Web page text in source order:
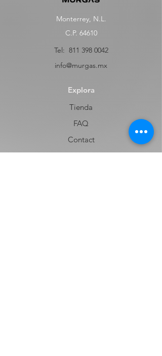
Monterrey, N.L.
C.P. 64610
Tel: 811 398 0042
info@murgas.mx
Explora
Tienda
FAQ
Contact